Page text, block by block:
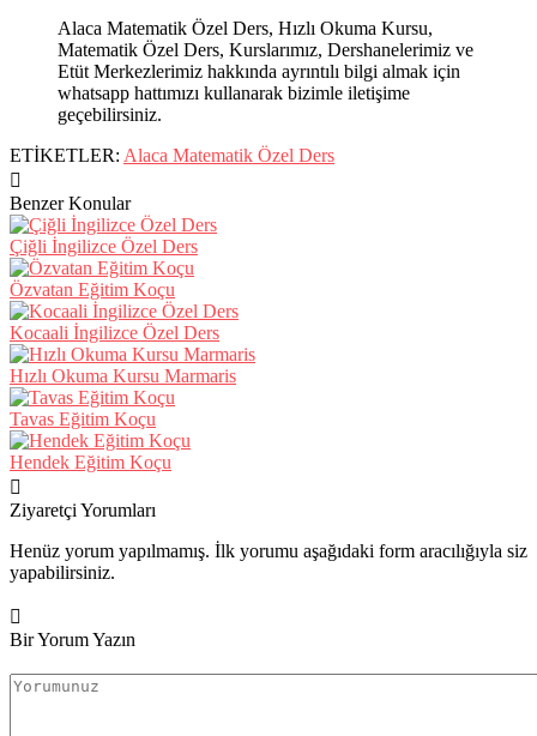
Alaca Matematik Özel Ders, Hızlı Okuma Kursu,
Matematik Özel Ders, Kurslarımız, Dershanelerimiz ve
Etüt Merkezlerimiz hakkında ayrıntılı bilgi almak için
whatsapp hattımızı kullanarak bizimle iletişime
geçebilirsiniz.
ETİKETLER: Alaca Matematik Özel Ders
Benzer Konular
Çiğli İngilizce Özel Ders
Özvatan Eğitim Koçu
Kocaali İngilizce Özel Ders
Hızlı Okuma Kursu Marmaris
Tavas Eğitim Koçu
Hendek Eğitim Koçu
Ziyaretçi Yorumları
Henüz yorum yapılmamış. İlk yorumu aşağıdaki form aracılığıyla siz
yapabilirsiniz.
Bir Yorum Yazın